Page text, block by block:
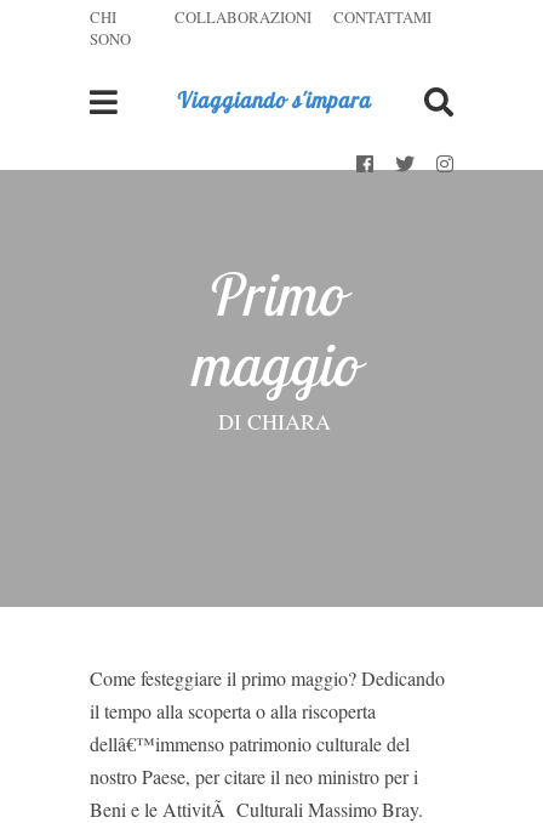
CHI
SONO
COLLABORAZIONI CONTATTAMI
Viaggiando s'impara
Primo
maggio
DI CHIARA
Come festeggiare il primo maggio? Dedicando
il tempo alla scoperta o alla riscoperta
dellâ€™immenso patrimonio culturale del
nostro Paese, per citare il neo ministro per i
Beni e le AttivitÃ Culturali Massimo Bray.